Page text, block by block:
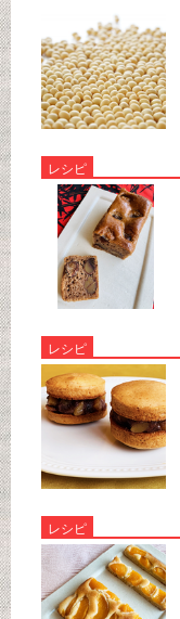
レシピ
レシピ
レシピ